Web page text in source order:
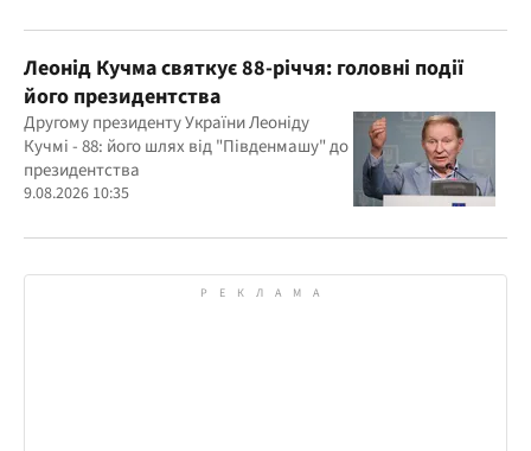
Леонід Кучма святкує 88-річчя: головні події
його президентства
Другому президенту України Леоніду
Кучмі - 88: його шлях від "Південмашу" до
президентства
9.08.2026 10:35